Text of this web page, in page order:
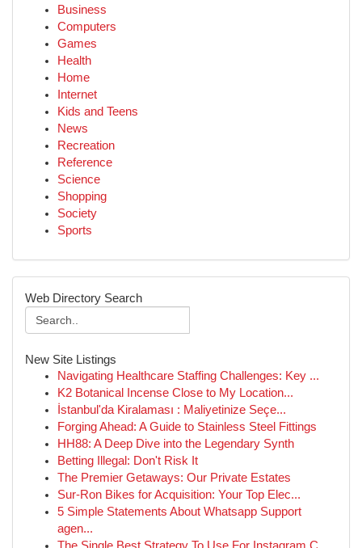
Business
Computers
Games
Health
Home
Internet
Kids and Teens
News
Recreation
Reference
Science
Shopping
Society
Sports
Web Directory Search
New Site Listings
Navigating Healthcare Staffing Challenges: Key ...
K2 Botanical Incense Close to My Location...
İstanbul'da Kiralaması : Maliyetinize Seçe...
Forging Ahead: A Guide to Stainless Steel Fittings
HH88: A Deep Dive into the Legendary Synth
Betting Illegal: Don't Risk It
The Premier Getaways: Our Private Estates
Sur-Ron Bikes for Acquisition: Your Top Elec...
5 Simple Statements About Whatsapp Support
agen...